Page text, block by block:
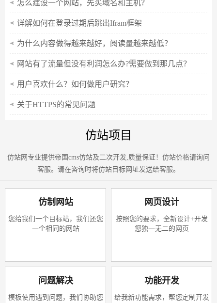
怎么建设一个网站，先买域名和主机？
详解如何在登录过期后跳出Ifram框架
为什么内容做得越来越好，阅读量越来越低？
网站有了流量但没有利润怎么办?需要做到那几点？
用户喜欢什么？如何做用户研究？
关于HTTPS的常见问题
仿站项目
仿站网专业提供帝国cms仿站及二次开发,质量保证！仿站价格请询问
客服。请在咨询时将仿站目标网址发送给客服。
仿制网站
您给我们一个目标站，我们还您
一个相同的网站
网页设计
按照您的要求，全新设计+开发
您独一无二的网页
问题解决
模板使用遇到问题，我们协助您
功能开发
给我新功能需求，帮您定制开发